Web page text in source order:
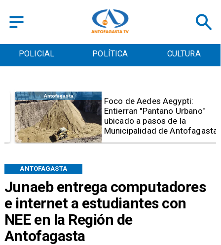
POLICIAL POLÍTICA CULTURA
Junaeb entrega computadores
e internet a estudiantes con
NEE en la Región de
Antofagasta
ANTOFAGASTA
Antofagasta
Foco de Aedes Aegypti:
Entierran "Pantano Urbano"
ubicado a pasos de la
Municipalidad de Antofagasta